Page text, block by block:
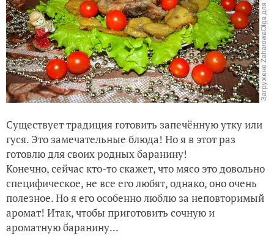
Существует традиция готовить запечённую утку или
гуся. Это замечательные блюда! Но я в этот раз
готовлю для своих родных баранину!
Конечно, сейчас кто-то скажет, что мясо это довольно
специфическое, не все его любят, однако, оно очень
полезное. Но я его особенно люблю за неповторимый
аромат! Итак, чтобы приготовить сочную и
ароматную баранину...